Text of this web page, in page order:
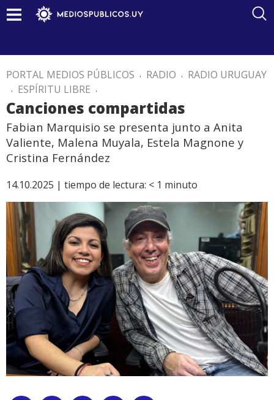
PORTAL MEDIOS PÚBLICOS . RADIO . RADIO URUGUAY
. ESPÍRITU LIBRE .
Canciones compartidas
Fabian Marquisio se presenta junto a Anita
Valiente, Malena Muyala, Estela Magnone y
Cristina Fernández
14.10.2025 | tiempo de lectura: < 1 minuto